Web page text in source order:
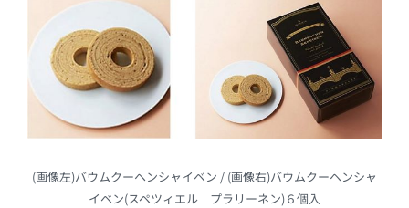
(画像左)バウムクーヘンシャイベン / (画像右)バウムクーヘンシャ
イベン(スペツィエル プラリーネン)６個入